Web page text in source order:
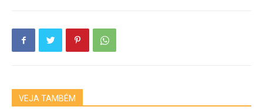
VEJA TAMBÉM